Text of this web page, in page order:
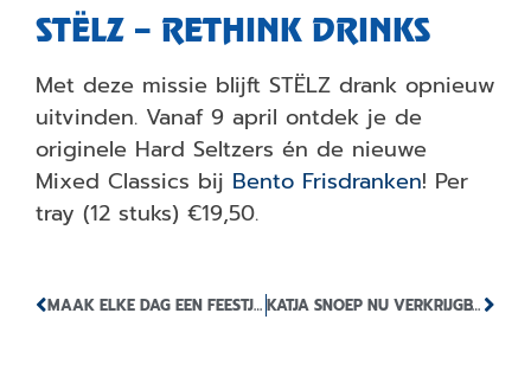
STËLZ – RETHINK DRINKS
Met deze missie blijft STËLZ drank opnieuw
uitvinden. Vanaf 9 april ontdek je de
originele Hard Seltzers én de nieuwe
Mixed Classics bij Bento Frisdranken! Per
tray (12 stuks) €19,50.
MAAK ELKE DAG EEN FEESTJE MET CATEGORIE 1 VUURWERK VAN BENTO FRISDRANKEN! KATJA SNOEP NU VERKRIJGBAAR BIJ BENTO FRISDRANKEN